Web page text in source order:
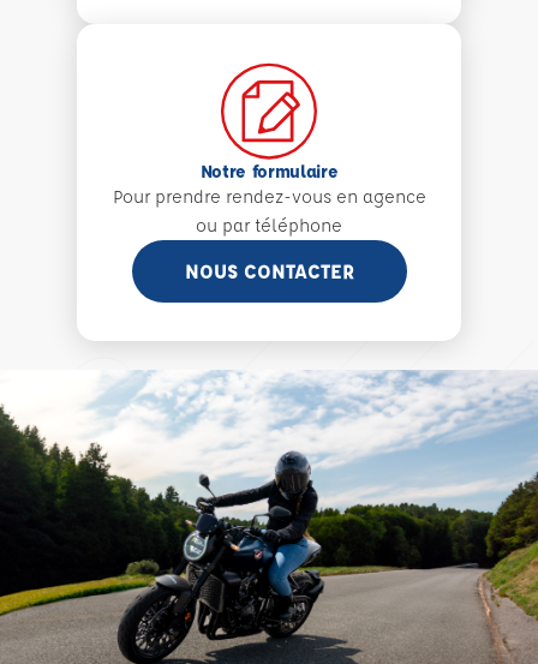
Notre formulaire
Pour prendre rendez-vous en agence
ou par téléphone
NOUS CONTACTER